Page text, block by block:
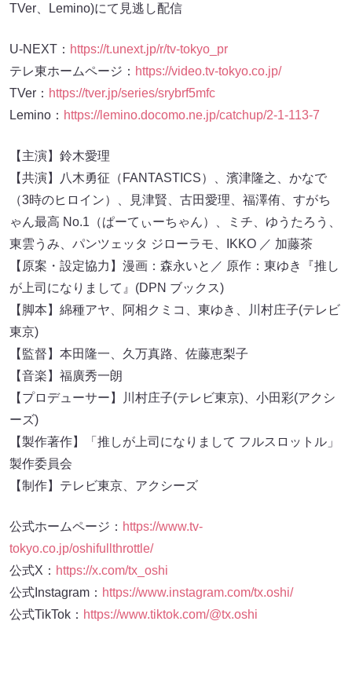
TVer、Lemino)にて⾒逃し配信
U-NEXT： https://t.unext.jp/r/tv-tokyo_pr
テレ東ホームページ： https://video.tv-tokyo.co.jp/
TVer： https://tver.jp/series/srybrf5mfc
Lemino： https://lemino.docomo.ne.jp/catchup/2-1-113-7
【主演】鈴⽊愛理
【共演】⼋⽊勇征（FANTASTICS）、濱津隆之、かなで
（3時のヒロイン）、⾒津賢、古⽥愛理、福澤侑、すがち
ゃん最⾼ No.1（ぱーてぃーちゃん）、ミチ、ゆうたろう、
東雲うみ、パンツェッタ ジローラモ、IKKO ／ 加藤茶
【原案・設定協⼒】漫画：森永いと／ 原作：東ゆき『推し
が上司になりまして』(DPN ブックス)
【脚本】綿種アヤ、阿相クミコ、東ゆき、川村庄⼦(テレビ
東京)
【監督】本⽥隆⼀、久万真路、佐藤恵梨⼦
【⾳楽】福廣秀⼀朗
【プロデューサー】川村庄⼦(テレビ東京)、⼩⽥彩(アクシ
ーズ)
【製作著作】「推しが上司になりまして フルスロットル」
製作委員会
【制作】テレビ東京、アクシーズ
公式ホームページ： https://www.tv-
tokyo.co.jp/oshifullthrottle/
公式X： https://x.com/tx_oshi
公式Instagram： https://www.instagram.com/tx.oshi/
公式TikTok： https://www.tiktok.com/@tx.oshi